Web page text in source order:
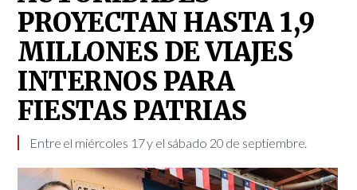
PROYECTAN HASTA 1,9
MILLONES DE VIAJES
INTERNOS PARA
FIESTAS PATRIAS
​ ​ Entre el miércoles 17 y el sábado 20 de septiembre. ​